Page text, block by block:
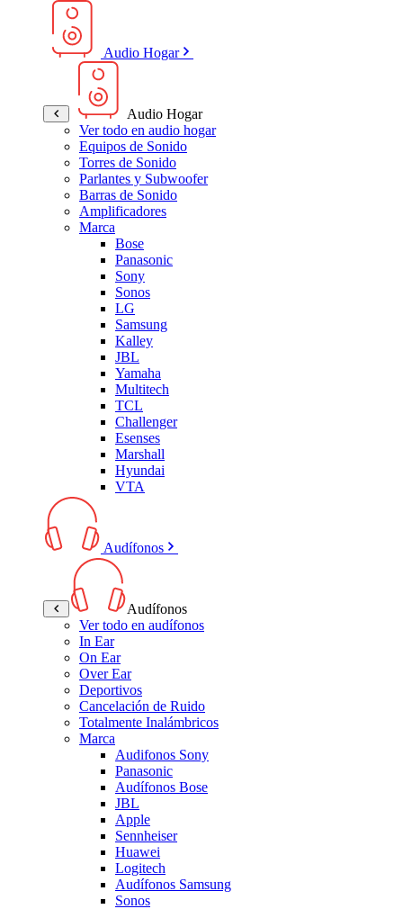
Audio Hogar
Audio Hogar
Ver todo en audio hogar
Equipos de Sonido
Torres de Sonido
Parlantes y Subwoofer
Barras de Sonido
Amplificadores
Marca
Bose
Panasonic
Sony
Sonos
LG
Samsung
Kalley
JBL
Yamaha
Multitech
TCL
Challenger
Esenses
Marshall
Hyundai
VTA
Audífonos
Audífonos
Ver todo en audífonos
In Ear
On Ear
Over Ear
Deportivos
Cancelación de Ruido
Totalmente Inalámbricos
Marca
Audifonos Sony
Panasonic
Audífonos Bose
JBL
Apple
Sennheiser
Huawei
Logitech
Audífonos Samsung
Sonos